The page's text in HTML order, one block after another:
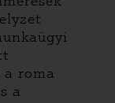
a roma
a